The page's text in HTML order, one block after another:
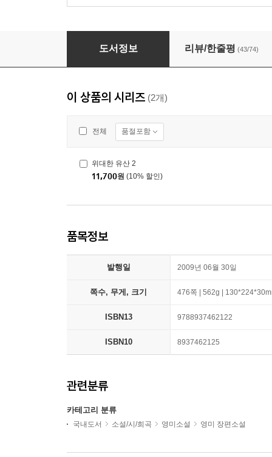
위대한 유산 1
도서정보 리뷰/한줄평 (43/74)
이 상품의 시리즈 (2개)
전체 품절포함
위대한 유산 2
11,700원 (10% 할인)
품목정보
발행일 2009년 06월 30일
쪽수, 무게, 크기 476쪽 | 562g |
ISBN13 9788937462122
ISBN10 8937462125
관련분류
카테고리 분류
국내도서 소설/시/희곡 영미소설 영미 장편소설